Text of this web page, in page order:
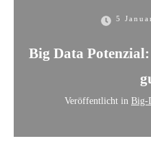
5
Big Data
Veröffentlicht in Big-